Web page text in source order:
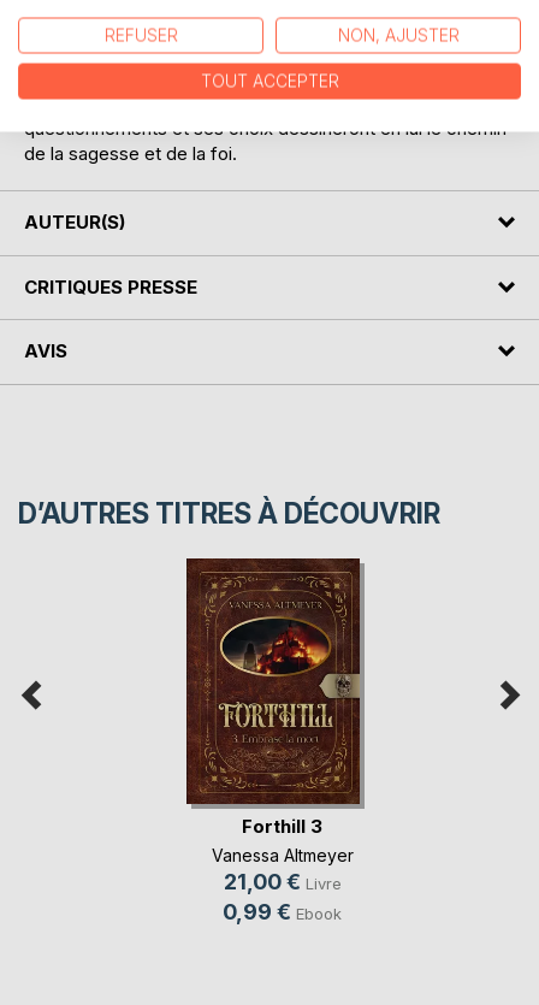
des aventures et des amitiés, les sentiments complexes
qui habitent les hommes : les désirs qui les enivrent, les
malheurs qui les touchent et les joies qui les élèvent. Et,
toujours à l'écoute du monde et de lui-même, ses
questionnements et ses choix dessineront en lui le chemin
de la sagesse et de la foi.
AUTEUR(S)
CRITIQUES PRESSE
AVIS
D’AUTRES TITRES À DÉCOUVRIR
Forthill 3
Vanessa Altmeyer
21,00 € Livre
0,99 € Ebook
REFUSER NON, AJUSTER
TOUT ACCEPTER